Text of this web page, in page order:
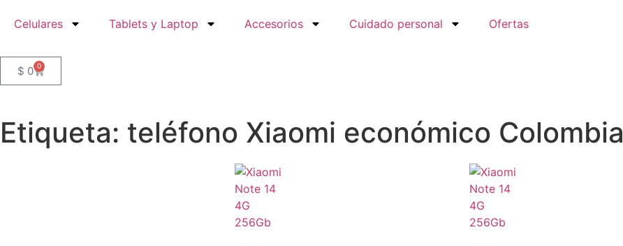
Celulares Tablets y Laptop Accesorios Cuidado personal Ofertas
$ 0 0
Etiqueta: teléfono Xiaomi económico Colombia